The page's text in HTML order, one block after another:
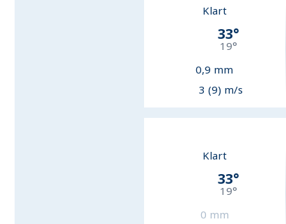
Klart
33°
19°
0,9 mm
3 (9) m/s
Klart
33°
19°
0 mm